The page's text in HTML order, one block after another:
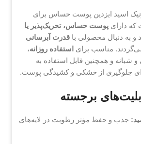
اسید ایزدین پوست حساس برای
دارای پوست حساس، تحریک‌پذیر یا
و به دنبال محصولی با قدرت آبرسانی
مناسب برای استفاده روزانه،
شبانه و همچنین قابل استفاده به
جلوگیری از خشکی و کشیدگی پوست.
برجسته
جذب و حفظ مؤثر رطوبت در لایه‌های